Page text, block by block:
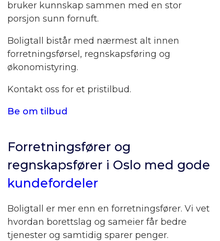
bruker kunnskap sammen med en stor
porsjon sunn fornuft.
Boligtall bistår med nærmest alt innen
forretningsførsel, regnskapsføring og
økonomistyring.
Kontakt oss for et pristilbud.
Be om tilbud
Forretningsfører og
regnskapsfører i Oslo med gode
kundefordeler
Boligtall er mer enn en forretningsfører. Vi vet
hvordan borettslag og sameier får bedre
tjenester og samtidig sparer penger.